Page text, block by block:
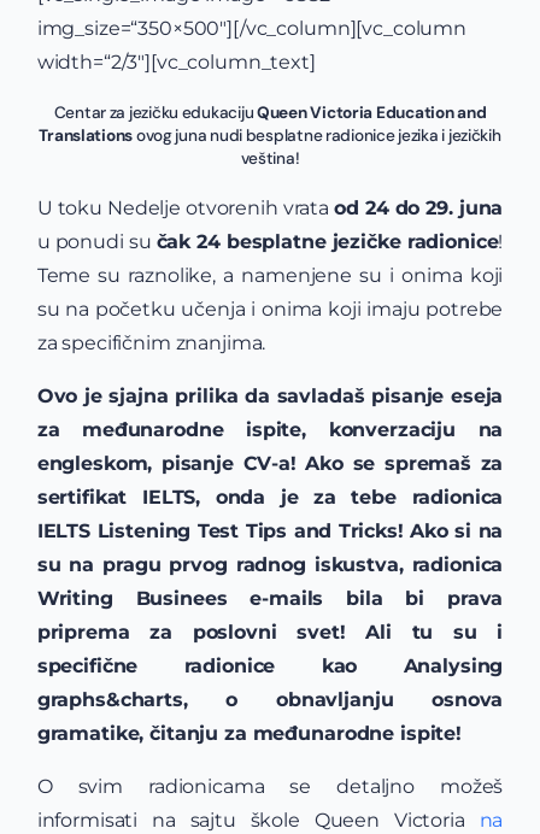
img_size=“350×500″][/vc_column][vc_column
width=“2/3″][vc_column_text]
Centar za jezičku edukacijuQueen Victoria Education and
Translationsovog juna nudi besplatne radionice jezika i jezičkih
veština!
U toku Nedelje otvorenih vrataod 24 do 29. juna
u ponudi su čak 24 besplatne jezičke radionice!
Teme su raznolike, a namenjene su i onima koji
su na početku učenja i onima koji imaju potrebe
za specifičnim znanjima.
Ovo je sjajna prilika da savladaš pisanje eseja
za međunarodne ispite, konverzaciju na
engleskom, pisanje CV-a! Ako se spremaš za
sertifikat IELTS, onda je za tebe radionica
IELTS Listening Test Tips and Tricks! Ako si na
su na pragu prvog radnog iskustva, radionica
Writing Businees e-mails bila bi prava
priprema za poslovni svet! Ali tu su i
specifične radionice kao Analysing
graphs&charts, o obnavljanju osnova
gramatike, čitanju za međunarodne ispite!
O svim radionicama se detaljno možeš
informisati na sajtu škole Queen Victoria na